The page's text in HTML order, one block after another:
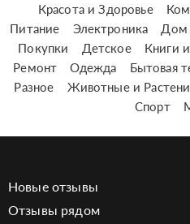
Красота и Здоровье
Питание
Электроника Дом
Покупки
Детское Книги
Ремонт
Одежда Бытовая
Разное
Животные и
Спорт
Новые отзывы
Отзывы рядом